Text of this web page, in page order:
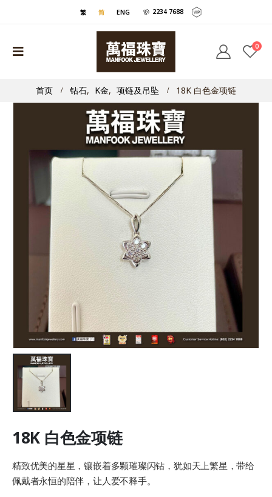
繁 简 ENG 2234 7688
0
首页 钻石, K金, 项链及吊坠 18K 白色金项链
18K 白色金项链
精致优美的星星，镶嵌着多颗璀璨闪钻，犹如天上繁星，带给
佩戴者永恒的陪伴，让人爱不释手。